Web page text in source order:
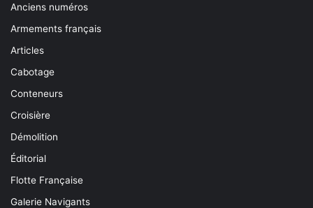
Anciens numéros
Armements français
Articles
Cabotage
Conteneurs
Croisière
Démolition
Éditorial
Flotte Française
Galerie Navigants